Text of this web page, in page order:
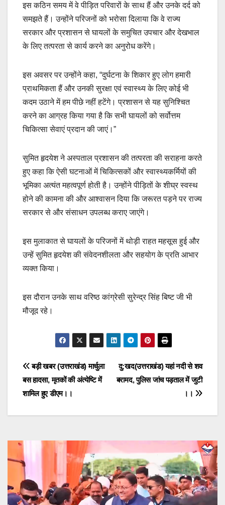
इस कठिन समय में वे पीड़ित परिवारों के साथ हैं और उनके दर्द को
समझते हैं। उन्होंने परिजनों को भरोसा दिलाया कि वे राज्य
सरकार और प्रशासन से घायलों के समुचित उपचार और देखभाल
के लिए तत्परता से कार्य करने का अनुरोध करेंगे।
इस अवसर पर उन्होंने कहा, “दुर्घटना के शिकार हुए लोग हमारी
प्राथमिकता हैं और उनकी सुरक्षा एवं स्वास्थ्य के लिए कोई भी
कदम उठाने में हम पीछे नहीं हटेंगे। प्रशासन से यह सुनिश्चित
करने का आग्रह किया गया है कि सभी घायलों को सर्वोत्तम
चिकित्सा सेवाएं प्रदान की जाएं।”
सुमित हृदयेश ने अस्पताल प्रशासन की तत्परता की सराहना करते
हुए कहा कि ऐसी घटनाओं में चिकित्सकों और स्वास्थ्यकर्मियों की
भूमिका अत्यंत महत्वपूर्ण होती है। उन्होंने पीड़ितों के शीघ्र स्वस्थ
होने की कामना की और आश्वासन दिया कि जरूरत पड़ने पर राज्य
सरकार से और संसाधन उपलब्ध कराए जाएंगे।
इस मुलाकात से घायलों के परिजनों में थोड़ी राहत महसूस हुई और
उन्हें सुमित हृदयेश की संवेदनशीलता और सहयोग के प्रति आभार
व्यक्त किया।
इस दौरान उनके साथ वरिष्ठ कांग्रेसी सुरेन्द्र सिंह बिष्ट जी भी
मौजूद रहे।
Post
navigation
दु:खद(उत्तराखंड) यहां नदी से शव
बरामद, पुलिस जांच पड़ताल में जुटी
।।
बड़ी खबर (उत्तराखंड) मार्चुला
बस हादसा, मृतकों की अंत्येष्टि में
शामिल हुए डीएम।।